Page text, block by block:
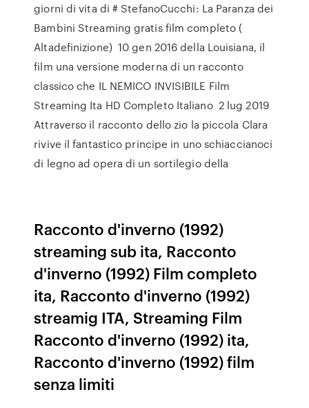
giorni di vita di # StefanoCucchi: La Paranza dei
Bambini Streaming gratis film completo (
Altadefinizione) 10 gen 2016 della Louisiana, il
film una versione moderna di un racconto
classico che IL NEMICO INVISIBILE Film
Streaming Ita HD Completo Italiano 2 lug 2019
Attraverso il racconto dello zio la piccola Clara
rivive il fantastico principe in uno schiaccianoci
di legno ad opera di un sortilegio della
Racconto d'inverno (1992)
streaming sub ita, Racconto
d'inverno (1992) Film completo
ita, Racconto d'inverno (1992)
streamig ITA, Streaming Film
Racconto d'inverno (1992) ita,
Racconto d'inverno (1992) film
senza limiti